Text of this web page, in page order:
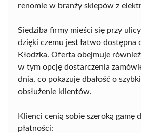
renomie w branży sklepów z
Siedziba firmy mieści się przy
dzięki czemu jest łatwo dostępna
Kłodzka. Oferta obejmuje
w tym opcję dostarczenia
dnia, co pokazuje dbałość o
obsłużenie klientów.
Klienci cenią sobie szeroką gamę
płatności: